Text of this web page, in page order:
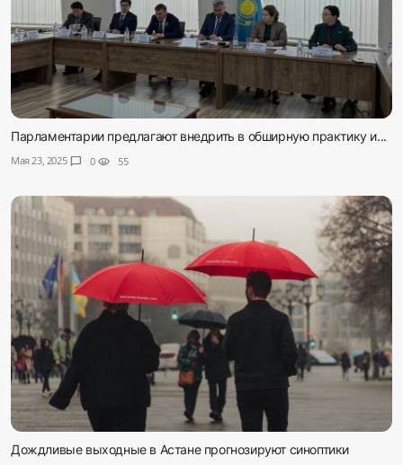
Парламентарии предлагают внедрить в обширную практику и...
Мая 23, 2025 chat_bubble 0 visibility 55
Дождливые выходные в Астане прогнозируют синоптики